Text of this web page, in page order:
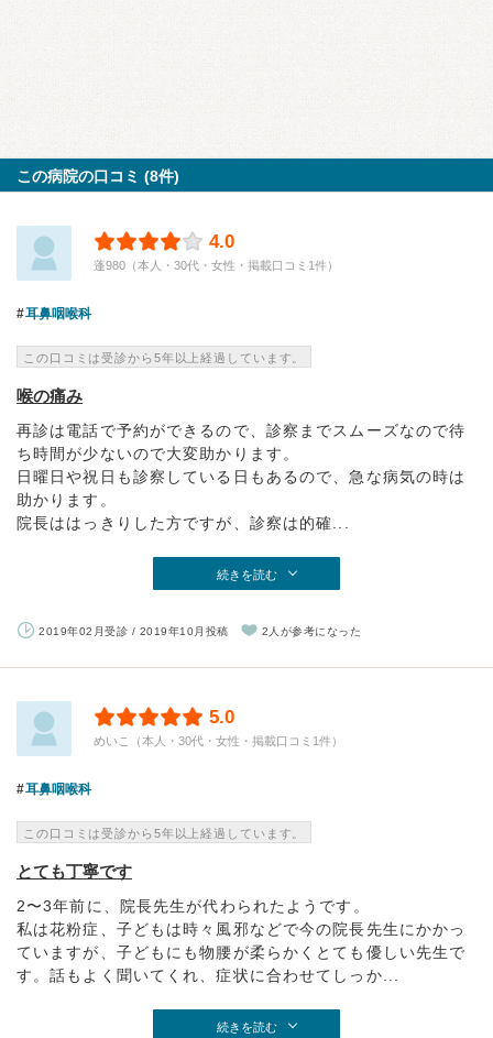
この病院の口コミ (8件)
4.0
蓬980（本人・30代・女性・掲載口コミ1件）
耳鼻咽喉科
この口コミは受診から5年以上経過しています。
喉の痛み
再診は電話で予約ができるので、診察までスムーズなので待
ち時間が少ないので大変助かります。
日曜日や祝日も診察している日もあるので、急な病気の時は
助かります。
院長ははっきりした方ですが、診察は的確...
続きを読む
2019年02月受診 / 2019年10月投稿 2人が参考になった
5.0
めいこ（本人・30代・女性・掲載口コミ1件）
耳鼻咽喉科
この口コミは受診から5年以上経過しています。
とても丁寧です
2〜3年前に、院長先生が代わられたようです。
私は花粉症、子どもは時々風邪などで今の院長先生にかかっ
ていますが、子どもにも物腰が柔らかくとても優しい先生で
す。話もよく聞いてくれ、症状に合わせてしっか...
続きを読む